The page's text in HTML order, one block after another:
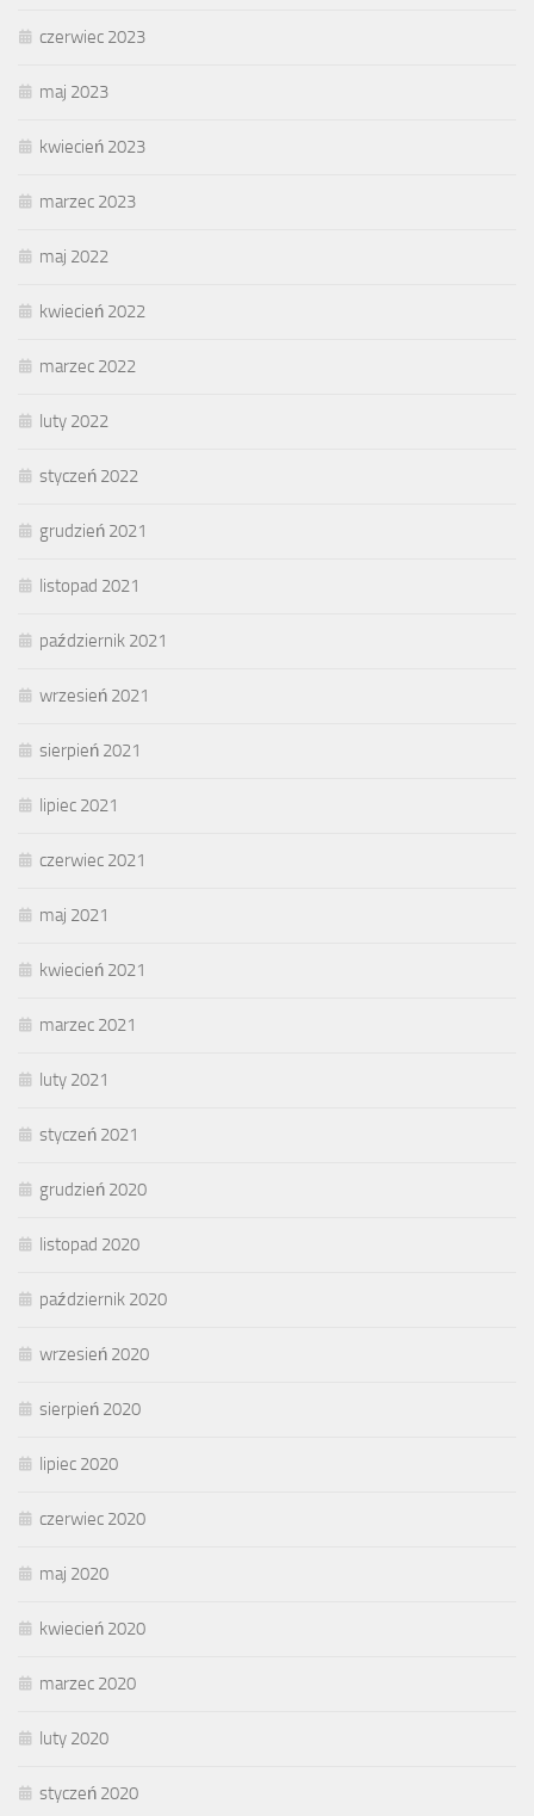
czerwiec 2023
maj 2023
kwiecień 2023
marzec 2023
maj 2022
kwiecień 2022
marzec 2022
luty 2022
styczeń 2022
grudzień 2021
listopad 2021
październik 2021
wrzesień 2021
sierpień 2021
lipiec 2021
czerwiec 2021
maj 2021
kwiecień 2021
marzec 2021
luty 2021
styczeń 2021
grudzień 2020
listopad 2020
październik 2020
wrzesień 2020
sierpień 2020
lipiec 2020
czerwiec 2020
maj 2020
kwiecień 2020
marzec 2020
luty 2020
styczeń 2020